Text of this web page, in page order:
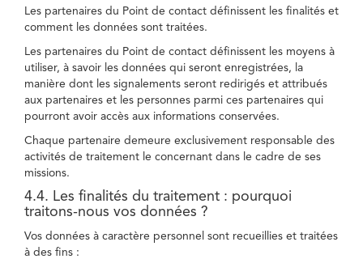
Les partenaires du Point de contact définissent les finalités et
comment les données sont traitées.
Les partenaires du Point de contact définissent les moyens à
utiliser, à savoir les données qui seront enregistrées, la
manière dont les signalements seront redirigés et attribués
aux partenaires et les personnes parmi ces partenaires qui
pourront avoir accès aux informations conservées.
Chaque partenaire demeure exclusivement responsable des
activités de traitement le concernant dans le cadre de ses
missions.
4.4. Les finalités du traitement : pourquoi
traitons-nous vos données ?
Vos données à caractère personnel sont recueillies et traitées
à des fins :